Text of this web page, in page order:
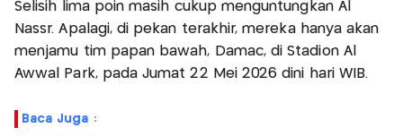
Selisih lima poin masih cukup menguntungkan Al
Nassr. Apalagi, di pekan terakhir, mereka hanya akan
menjamu tim papan bawah, Damac, di Stadion Al
Awwal Park, pada Jumat 22 Mei 2026 dini hari WIB.
Baca Juga :